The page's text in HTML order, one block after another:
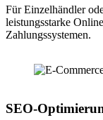
Für Einzelhändler
leistungsstarke
Zahlungssystemen.
SEO-